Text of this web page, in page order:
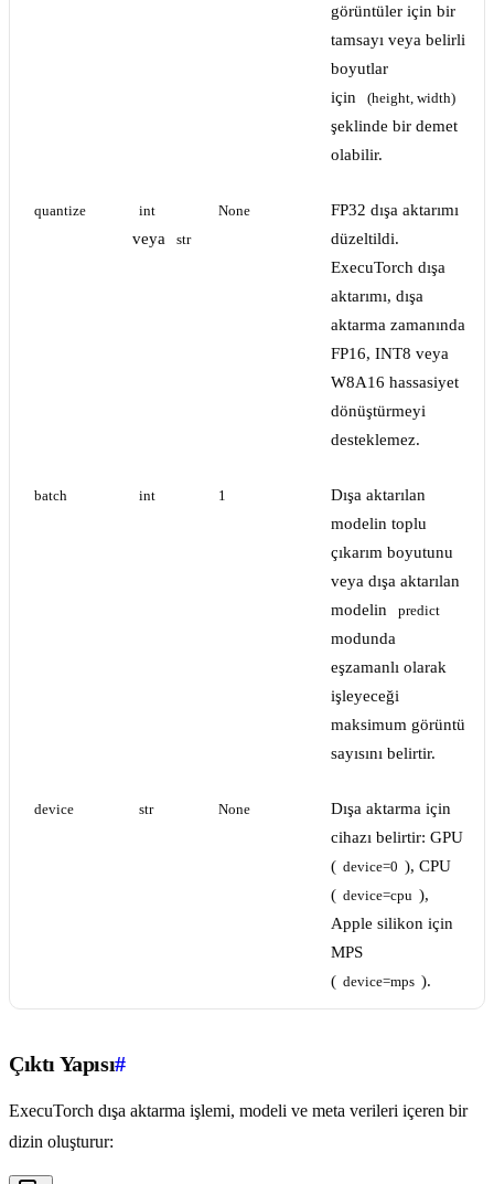
görüntüler için bir
tamsayı veya belirli
boyutlar
için
(height, width)
şeklinde bir demet
olabilir.
quantize int
veya str
None
FP32 dışa aktarımı
düzeltildi.
ExecuTorch dışa
aktarımı, dışa
aktarma zamanında
FP16, INT8 veya
W8A16 hassasiyet
dönüştürmeyi
desteklemez.
batch int 1
Dışa aktarılan
modelin toplu
çıkarım boyutunu
veya dışa aktarılan
modelin
predict
modunda
eşzamanlı olarak
işleyeceği
maksimum görüntü
sayısını belirtir.
device str None
Dışa aktarma için
cihazı belirtir: GPU
( device=0 ), CPU
( device=cpu ),
Apple silikon için
MPS
( device=mps ).
Çıktı Yapısı#
ExecuTorch dışa aktarma işlemi, modeli ve meta verileri içeren bir
dizin oluşturur: